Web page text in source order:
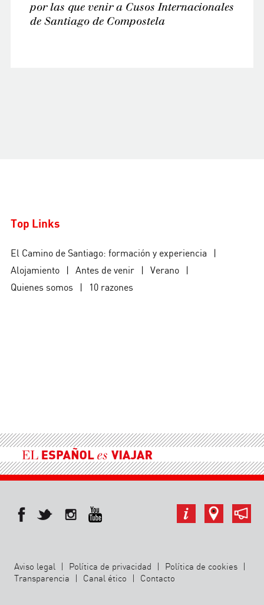
por las que venir a Cusos Internacionales
de Santiago de Compostela
Top Links
El Camino de Santiago: formación y experiencia
Alojamiento
Antes de venir Verano
Quienes somos
10 razones
Aviso legal Política de privacidad Política de cookies
Transparencia
Canal ético Contacto